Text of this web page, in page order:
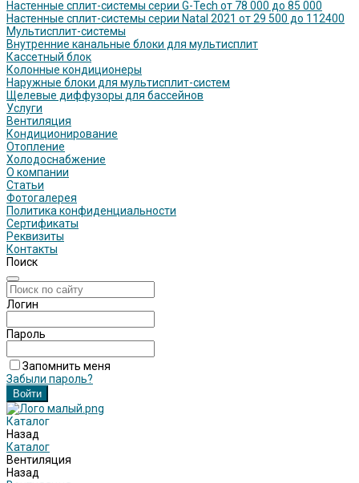
Настенные сплит-системы серии G-Tech от 78 000 до 85 000
Настенные сплит-системы серии Natal 2021 от 29 500 до 112400
Мультисплит-системы
Внутренние канальные блоки для мультисплит
Кассетный блок
Колонные кондиционеры
Наружные блоки для мультисплит-систем
Щелевые диффузоры для бассейнов
Услуги
Вентиляция
Кондиционирование
Отопление
Холодоснабжение
О компании
Статьи
Фотогалерея
Политика конфиденциальности
Сертификаты
Реквизиты
Контакты
Поиск
Логин
Пароль
Запомнить меня
Забыли пароль?
Каталог
Назад
Каталог
Вентиляция
Назад